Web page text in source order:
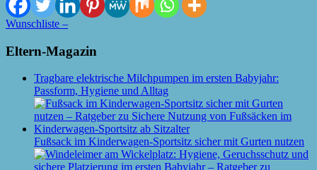
Wunschliste –
Eltern-Magazin
Tragbare elektrische Milchpumpen im ersten Babyjahr:
Passform, Hygiene und Alltag
Fußsack im Kinderwagen-Sportsitz sicher mit Gurten nutzen